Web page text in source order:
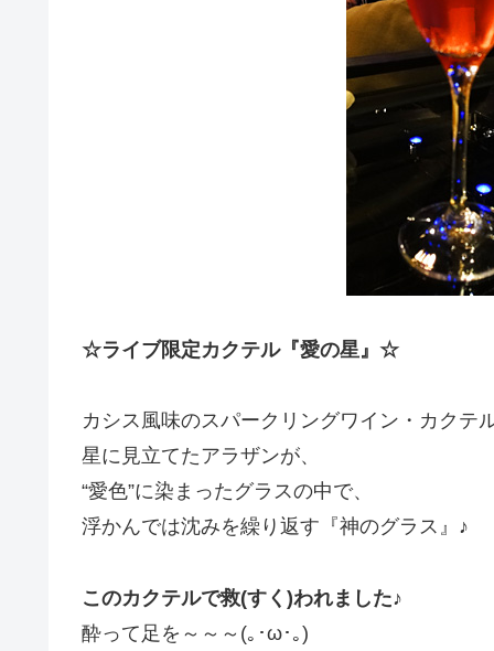
☆ライブ限定カクテル『愛の星』☆
カシス風味のスパークリングワイン・カクテ
星に見立てたアラザンが、
“愛色”に染まったグラスの中で、
浮かんでは沈みを繰り返す『神のグラス』♪
このカクテルで救(すく)われました♪
酔って足を～～～(｡･ω･｡)